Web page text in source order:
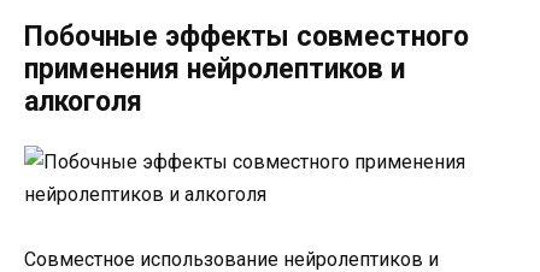
Побочные эффекты совместного
применения нейролептиков и
алкоголя
Совместное использование нейролептиков и